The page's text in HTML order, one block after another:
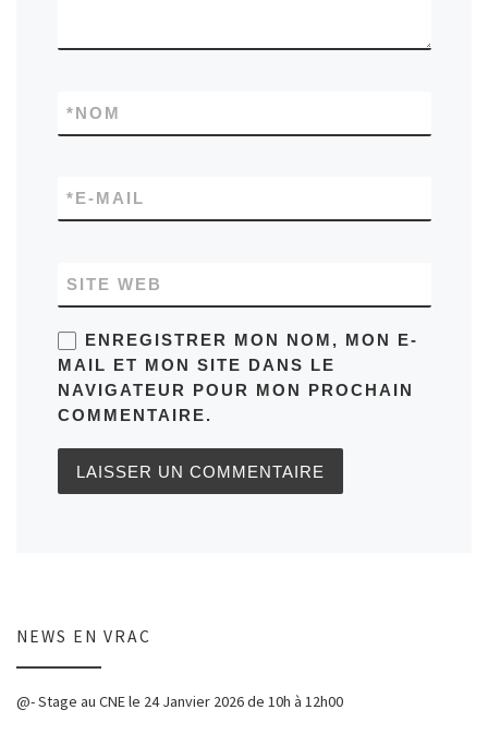
NOM
*
E-MAIL
*
SITE WEB
ENREGISTRER MON NOM, MON E-
MAIL ET MON SITE DANS LE
NAVIGATEUR POUR MON PROCHAIN
COMMENTAIRE.
NEWS EN VRAC
@- Stage au CNE le 24 Janvier 2026 de 10h à 12h00